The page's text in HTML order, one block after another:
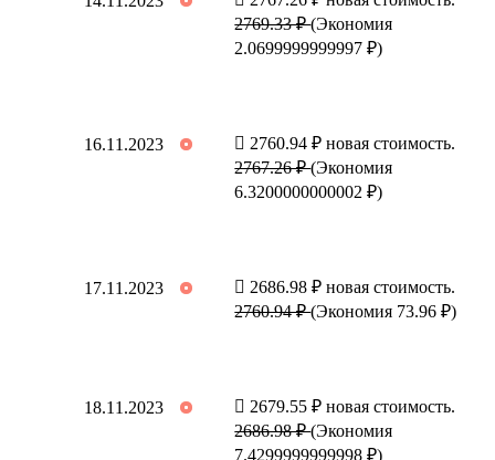
2769.33 ₽(Экономия
2.0699999999997 ₽)
16.11.2023
2760.94 ₽ новая стоимость.
2767.26 ₽(Экономия
6.3200000000002 ₽)
17.11.2023
2686.98 ₽ новая стоимость.
2760.94 ₽(Экономия 73.96 ₽)
18.11.2023
2679.55 ₽ новая стоимость.
2686.98 ₽(Экономия
7.4299999999998 ₽)